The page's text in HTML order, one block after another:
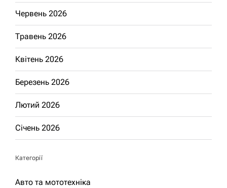
Червень 2026
Травень 2026
Квітень 2026
Березень 2026
Лютий 2026
Січень 2026
Категорії
Авто та мототехніка